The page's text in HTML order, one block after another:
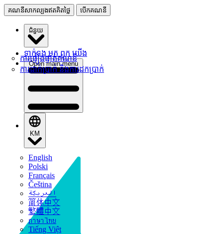
គណនីសាកល្បងឥតគិតថ្លៃ បើកគណនី
ជំនួយ
ការផ្ទៀងផ្ទាត់គណនី
ការដាក់ប្រាក់ និងការដកប្រាក់
ទាក់ទង មក ពួក យើង
Open main menu
KM
English
Polski
Français
Čeština
العربيّة
简体中文
繁體中文
ภาษาไทย
Tiếng Việt